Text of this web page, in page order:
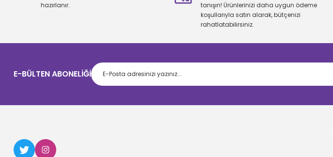
Bu ürüne benzer farklı alternatifler olmalı.
hazırlanır.
tanışın! Ürünlerinizi daha uygun ödeme
koşullarıyla satın alarak, bütçenizi
rahatlatabilirsiniz.
E-BÜLTEN ABONELİĞİ